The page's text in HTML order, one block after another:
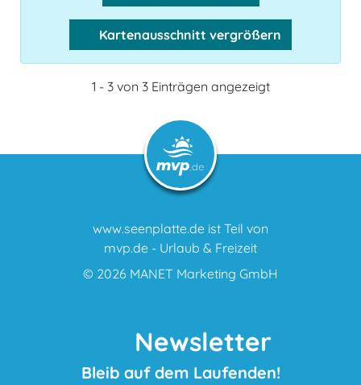
Kartenausschnitt vergrößern
1 - 3 von 3 Einträgen angezeigt
www.seenplatte.de ist Teil von
mvp.de - Urlaub & Freizeit
© 2026 MANET Marketing GmbH
Newsletter
Bleib auf dem Laufenden!